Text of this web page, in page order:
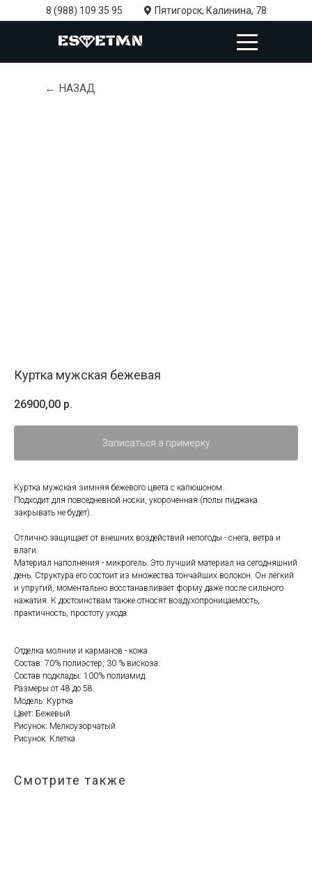
8 (988) 109 35 95 Пятигорск, Калинина, 78
← НАЗАД
Куртка мужская бежевая
26900,00 р.
Записаться а примерку
Куртка мужская зимняя бежевого цвета с капюшоном.
Подходит для повседневной носки, укороченная (полы пиджака
закрывать не будет).
Отлично защищает от внешних воздействий непогоды - снега, ветра и
влаги.
Материал наполнения - микрогель. Это лучший материал на сегодняшний
день. Структура его состоит из множества тончайших волокон. Он лёгкий
и упругий, моментально восстанавливает форму даже после сильного
нажатия. К достоинствам также относят воздухопроницаемость,
практичность, простоту ухода.
Отделка молнии и карманов - кожа.
Состав: 70% полиэстер, 30 % вискоза.
Состав подклады: 100% полиамид.
Размеры от 48 до 58.
Модель: Куртка
Цвет: Бежевый
Рисунок: Мелкоузорчатый
Рисунок: Клетка
Смотрите также